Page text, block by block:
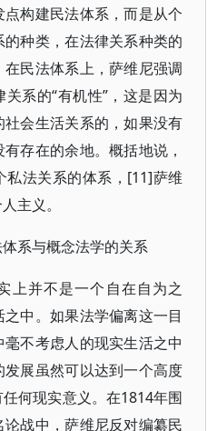
构建民法体系，而是从个
种类，在法律关系种类的
民法体系上，萨维尼强调
系的“有机性”，这是因为
会生活关系的，如果没有
存在的余地。概括地说，
私法关系的体系，[11]萨维
主义。
体系与概念法学的关系
上并不是一个自在自为之
中。如果法学偏离这一目
不考虑人的现实生活之中
展虽然可以达到一个高度
何现实意义。在1814年围
战中，萨维尼反对编纂民